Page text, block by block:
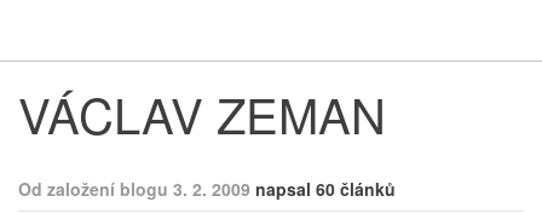
VÁCLAV ZEMAN
Od založení blogu 3. 2. 2009 napsal 60 článků